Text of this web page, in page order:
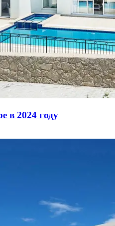
в 2024 году